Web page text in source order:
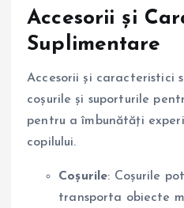
Accesorii și
Suplimentare
Accesorii și caracteristici
coșurile și suporturile
pentru a îmbunătăți
copilului.
Coșurile: Coșurile
transporta obiecte